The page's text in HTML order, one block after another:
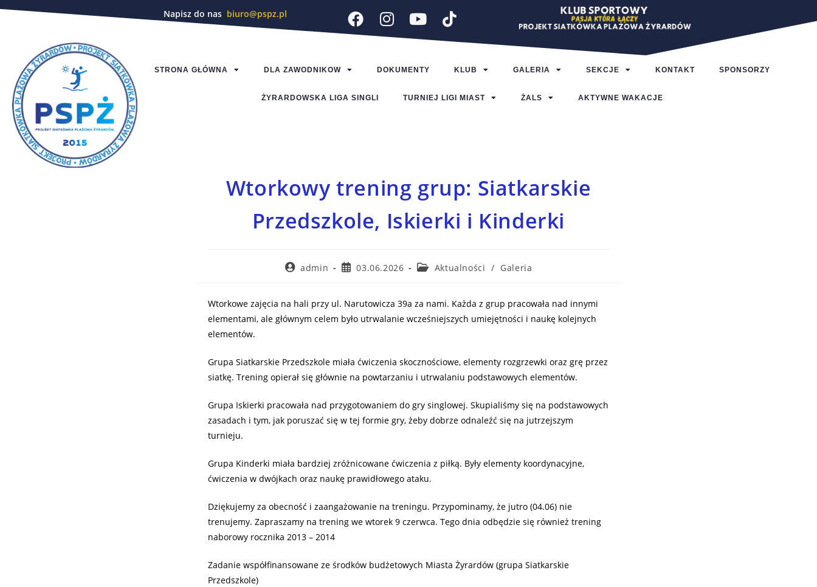
Napisz do nas biuro@pspz.pl
STRONA GŁÓWNA DLA ZAWODNIKOW DOKUMENTY KLUB GALERIA SEKCJE KONTAKT SPONSORZY
ŻYRARDOWSKA LIGA SINGLI TURNIEJ LIGI MIAST ŻALS AKTYWNE WAKACJE
Wtorkowy trening grup: Siatkarskie
Przedszkole, Iskierki i Kinderki
admin 03.06.2026 Aktualności / Galeria
Wtorkowe zajęcia na hali przy ul. Narutowicza 39a za nami. Każda z grup pracowała nad innymi
elementami, ale głównym celem było utrwalanie wcześniejszych umiejętności i naukę kolejnych
elementów.
Grupa Siatkarskie Przedszkole miała ćwiczenia skocznościowe, elementy rozgrzewki oraz grę przez
siatkę. Trening opierał się głównie na powtarzaniu i utrwalaniu podstawowych elementów.
Grupa Iskierki pracowała nad przygotowaniem do gry singlowej. Skupialiśmy się na podstawowych
zasadach i tym, jak poruszać się w tej formie gry, żeby dobrze odnaleźć się na jutrzejszym
turnieju.
Grupa Kinderki miała bardziej zróżnicowane ćwiczenia z piłką. Były elementy koordynacyjne,
ćwiczenia w dwójkach oraz naukę prawidłowego ataku.
Dziękujemy za obecność i zaangażowanie na treningu. Przypominamy, że jutro (04.06) nie
trenujemy. Zapraszamy na trening we wtorek 9 czerwca. Tego dnia odbędzie się również trening
naborowy rocznika 2013 – 2014
Zadanie współfinansowane ze środków budżetowych Miasta Żyrardów (grupa Siatkarskie
Przedszkole)